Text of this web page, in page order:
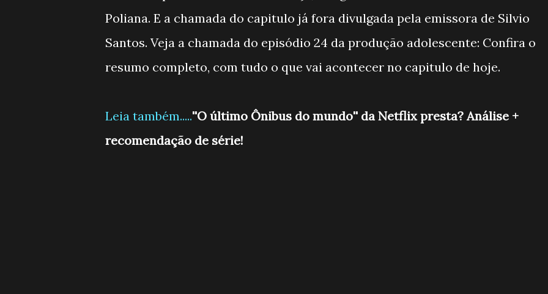
Poliana. E a chamada do capitulo já fora divulgada pela emissora de Silvio
Santos. Veja a chamada do episódio 24 da produção adolescente: Confira o
resumo completo, com tudo o que vai acontecer no capitulo de hoje.
Leia também.....''O último Ônibus do mundo'' da Netflix presta? Análise +
recomendação de série!